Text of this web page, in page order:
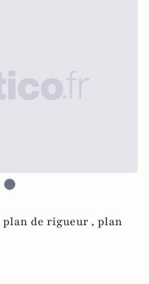
plan de rigueur , plan